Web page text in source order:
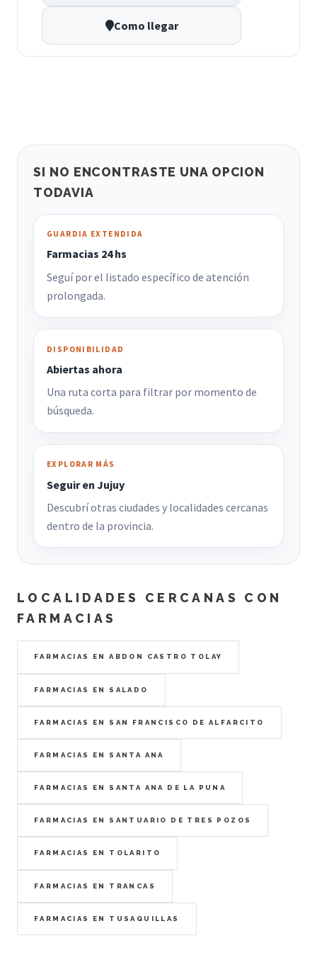
Como llegar
SI NO ENCONTRASTE UNA OPCION
TODAVIA
GUARDIA EXTENDIDA
Farmacias 24 hs
Seguí por el listado específico de atención
prolongada.
DISPONIBILIDAD
Abiertas ahora
Una ruta corta para filtrar por momento de
búsqueda.
EXPLORAR MÁS
Seguir en Jujuy
Descubrí otras ciudades y localidades cercanas
dentro de la provincia.
LOCALIDADES CERCANAS CON
FARMACIAS
FARMACIAS EN ABDON CASTRO TOLAY
FARMACIAS EN SALADO
FARMACIAS EN SAN FRANCISCO DE ALFARCITO
FARMACIAS EN SANTA ANA
FARMACIAS EN SANTA ANA DE LA PUNA
FARMACIAS EN SANTUARIO DE TRES POZOS
FARMACIAS EN TOLARITO
FARMACIAS EN TRANCAS
FARMACIAS EN TUSAQUILLAS